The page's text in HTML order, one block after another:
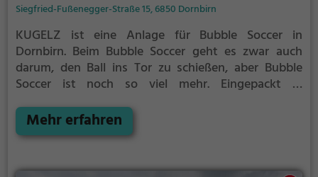
Siegfried-Fußenegger-Straße 15, 6850 Dornbirn
KUGELZ ist eine Anlage für Bubble Soccer in
Dornbirn. Beim Bubble Soccer geht es zwar auch
darum, den Ball ins Tor zu schießen, aber Bubble
Soccer ist noch so viel mehr. Eingepackt in
hinfallen, zusammenprallen und euch komplett
überschlagen - alles ganz ohne euch wehzutun.
Mehr erfahren